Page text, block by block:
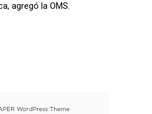
agregó la OMS.